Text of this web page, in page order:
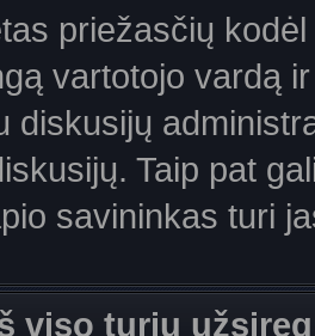
priežasčių
vartotojo vardą
diskusijų
Taip pat
savininkas turi
viso turiu